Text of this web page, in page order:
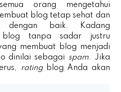
orang mengetahui
blog tetap sehat dan
dengan baik. Kadang
blog tanpa sadar justru
membuat blog menjadi
dinilai sebagai spam. Jika
ratingblog Anda akan